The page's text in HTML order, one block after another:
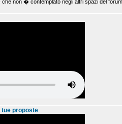
non � contemplato negli altri spazi del
tue proposte